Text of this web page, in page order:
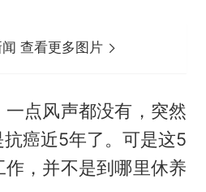
查看更多图片
点风声都没有，突然
癌近5年了。可是这5
，并不是到哪里休养